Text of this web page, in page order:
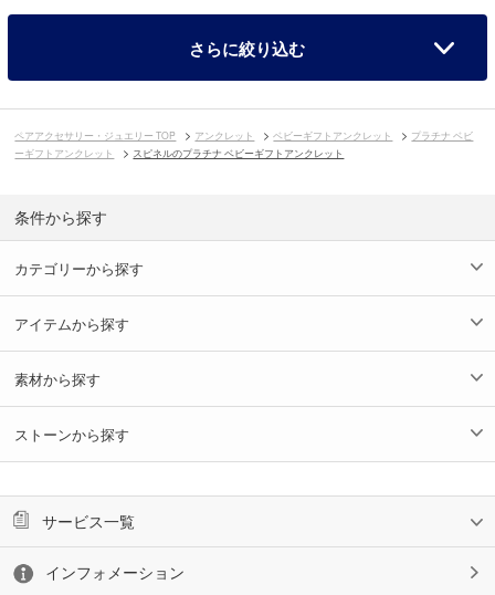
さらに絞り込む
ペアアクセサリー・ジュエリー TOP アンクレット ベビーギフトアンクレット
プラチナ ベビ
ーギフトアンクレット
スピネルのプラチナ ベビーギフトアンクレット
条件から探す
カテゴリーから探す
アイテムから探す
素材から探す
ストーンから探す
サービス一覧
インフォメーション